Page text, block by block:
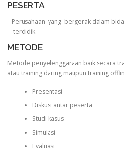
PESERTA
Perusahaan yang bergerak dalam
terdidik
METODE
Metode penyelenggaraan baik secara
atau training daring maupun training
Presentasi
Diskusi antar peserta
Studi kasus
Simulasi
Evaluasi